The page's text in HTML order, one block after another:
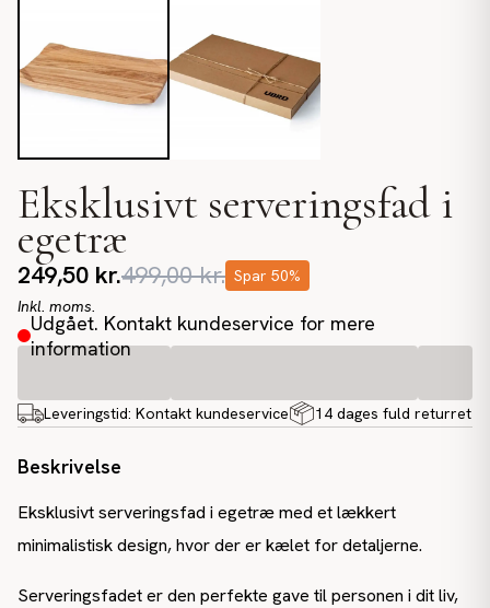
Eksklusivt serveringsfad i
egetræ
249,50 kr.499,00kr. Spar 50%
Inkl. moms.
Udgået. Kontakt kundeservice for mere
information
Leveringstid: Kontakt kundeservice 14 dages fuld returret
Beskrivelse
Eksklusivt serveringsfad i egetræ med et lækkert
minimalistisk design, hvor der er kælet for detaljerne.
Serveringsfadet er den perfekte gave til personen i dit liv,